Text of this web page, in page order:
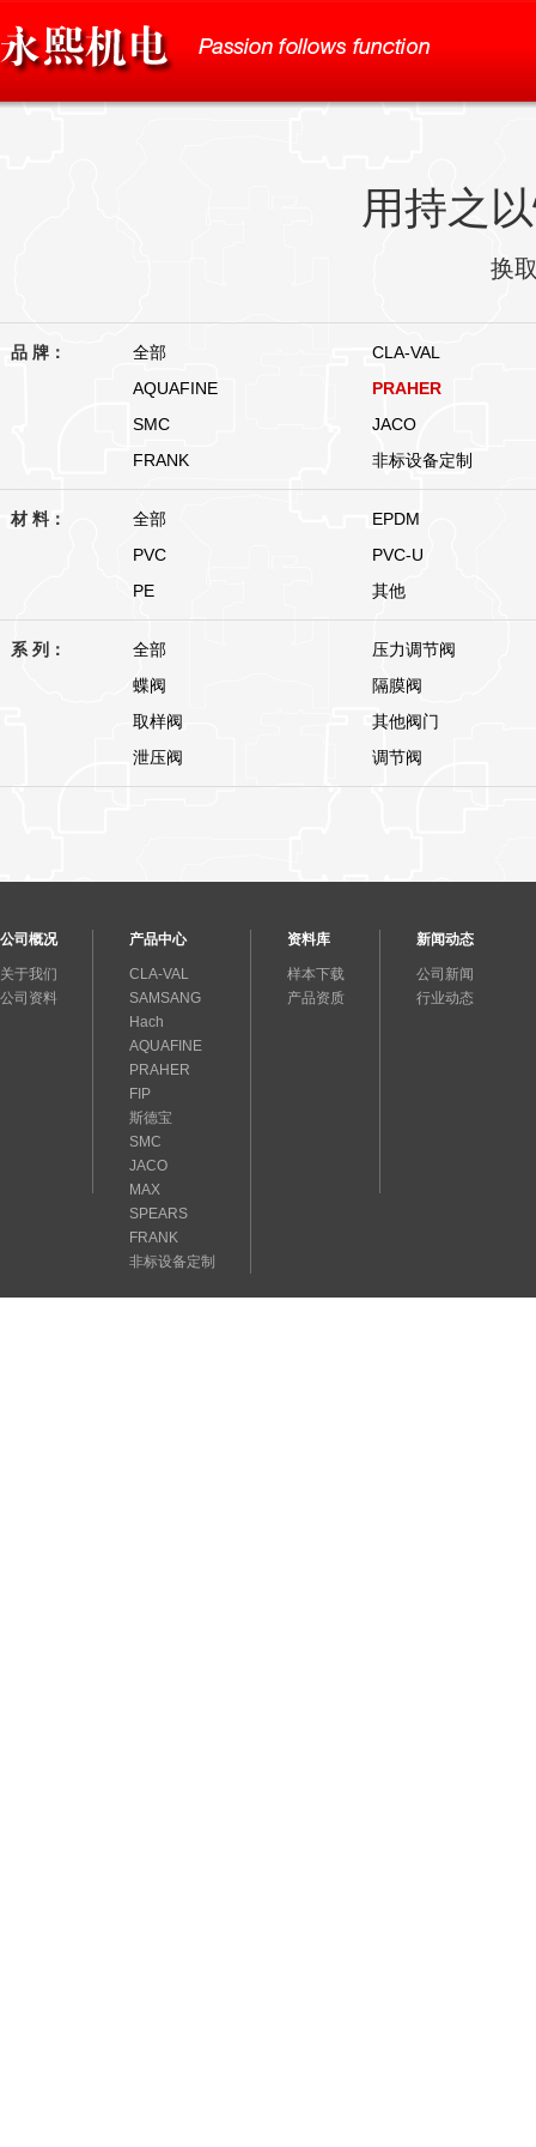
用持之
换
品 牌： 全部
CLA-VAL
AQUAFINE
PRAHER
SMC
JACO
FRANK
非标设备定制
材 料： 全部
EPDM
PVC
PVC-U
PE
其他
系 列： 全部
压力调节阀
蝶阀
隔膜阀
取样阀
其他阀门
泄压阀
调节阀
公司概况
关于我们
公司资料
产品中心
CLA-VAL
SAMSANG
Hach
AQUAFINE
PRAHER
FIP
斯德宝
SMC
JACO
MAX
SPEARS
FRANK
非标设备定制
资料库
样本下载
产品资质
新闻动态
公司新闻
行业动态